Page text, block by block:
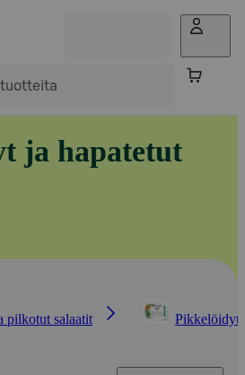
ja hapatetut
pilkotut salaatit Pikkelöidyt